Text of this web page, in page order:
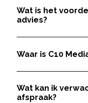
Wat is het
advies?
Waar is C10
Wat kan ik
afspraak?